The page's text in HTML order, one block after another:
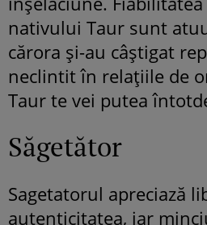
nativului Taur sunt
cărora și-au câștigat
neclintit în relațiile de
Taur te vei putea
Săgetător
Sagetatorul apreciază
autenticitatea, iar